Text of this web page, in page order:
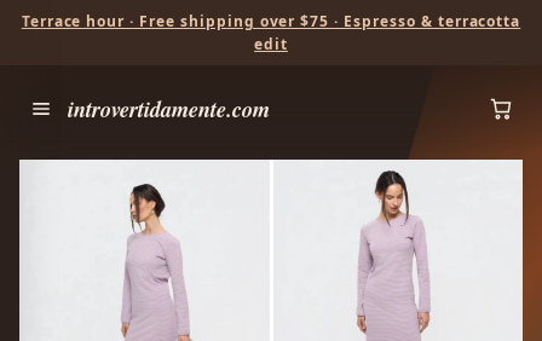
Terrace hour · Free shipping over $75 · Espresso & terracotta
edit
introvertidamente.com